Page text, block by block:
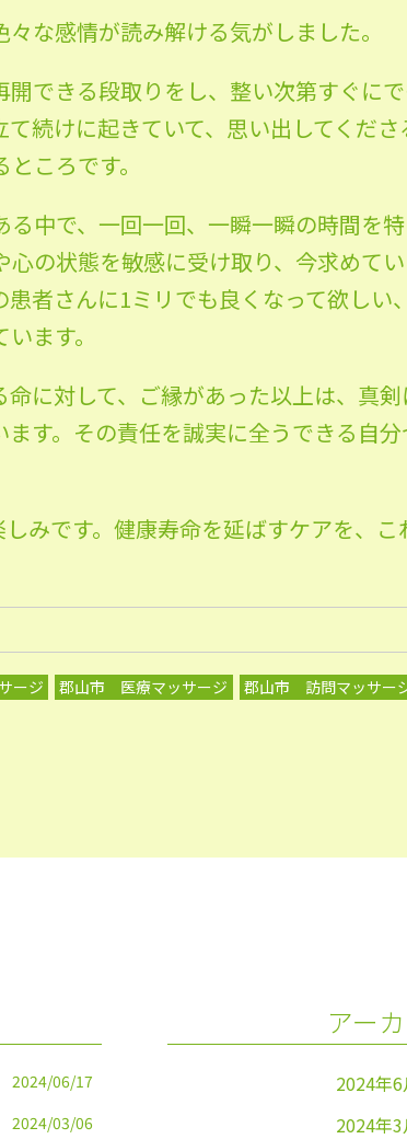
な感情が読み解ける気がしました。
できる段取りをし、整い次第すぐに
続けに起きていて、思い出してくだ
ころです。
中で、一回一回、一瞬一瞬の時間を
の状態を敏感に受け取り、今求めて
者さんに1ミリでも良くなって欲しい
ます。
に対して、ご縁があった以上は、真
す。その責任を誠実に全うできる自
みです。健康寿命を延ばすケアを、こ
ージ 郡山市 医療マッサージ
郡山市 訪問マッサー
2024/06/17
2024/03/06
アー
2024年6
2024年3